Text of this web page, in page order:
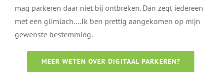
mag parkeren daar niet bij ontbreken. Dan zegt iedereen
met een glimlach….Ik ben prettig aangekomen op mijn
gewenste bestemming.
MEER WETEN OVER DIGITAAL PARKEREN?